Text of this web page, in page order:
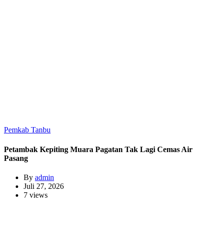
Pemkab Tanbu
Petambak Kepiting Muara Pagatan Tak Lagi Cemas Air
Pasang
By admin
Juli 27, 2026
7 views